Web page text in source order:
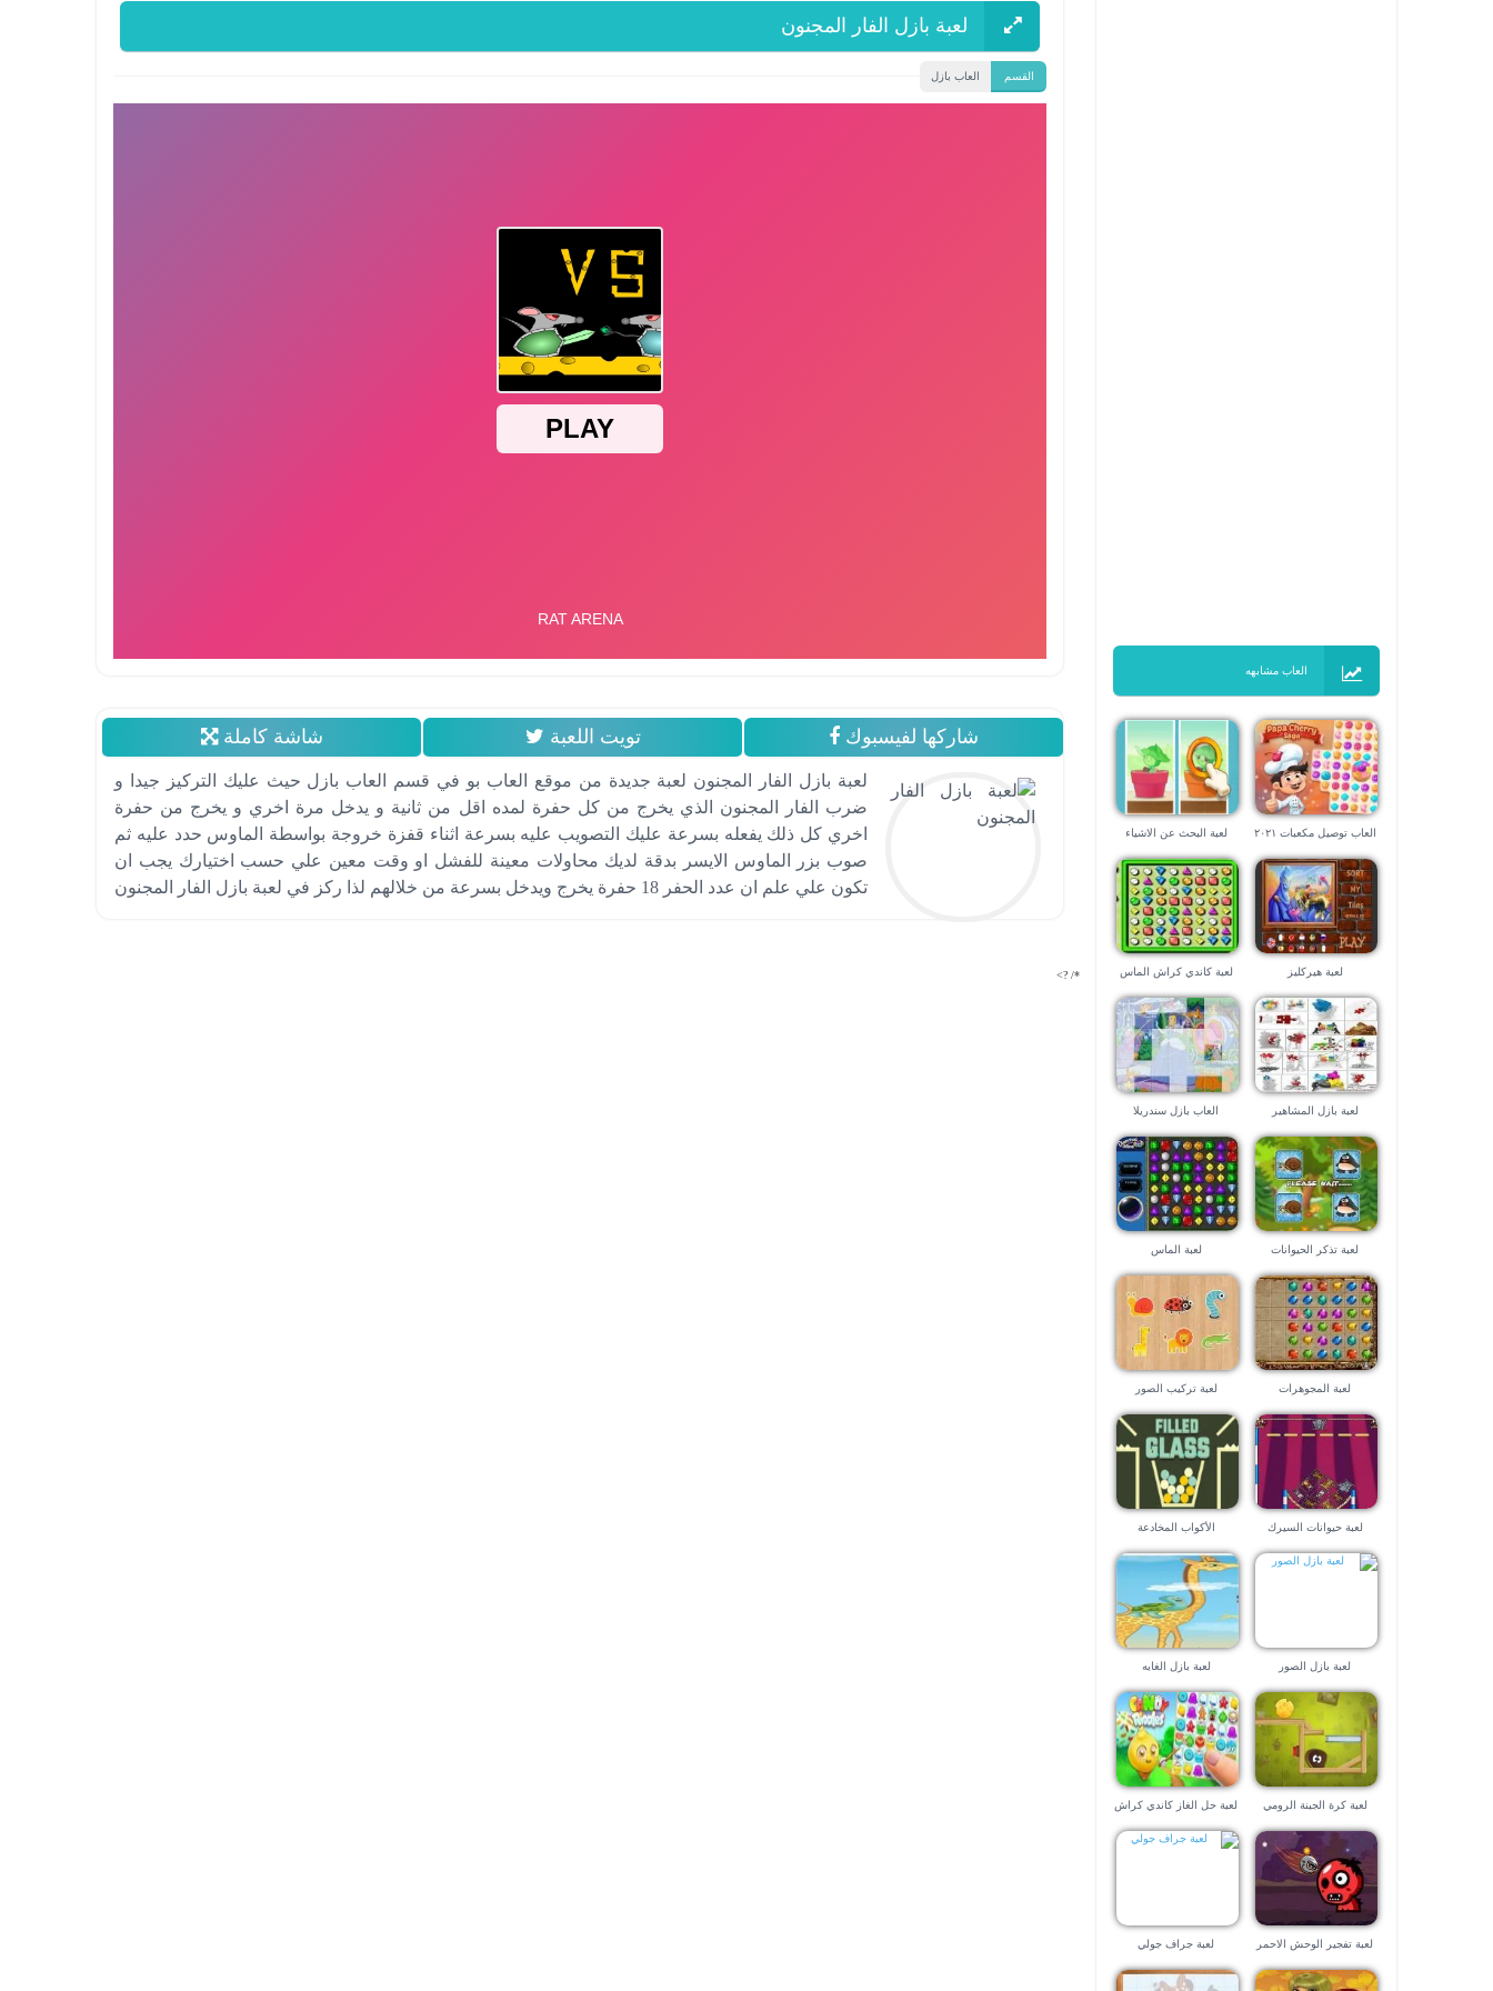
العاب مشابهه
العاب توصيل مكعبات ٢٠٢١
لعبة البحث عن الاشياء
لعبة هيركليز لعبة كاندي كراش الماس
لعبة بازل المشاهير العاب بازل سندريلا
لعبة تذكر الحيوانات لعبة الماس
لعبة المجوهرات لعبة تركيب الصور
لعبة حيوانات السيرك الأكواب المخادعة
لعبة بازل الصور لعبة بازل الغابه
لعبة كرة الجبنة الرومي
لعبة حل الغاز كاندي كراش
لعبة تفجير الوحش الاحمر لعبة جراف جولي
لعبة بازل الفار المجنون
القسم العاب بازل
شاركها لفيسبوك تويت اللعبة شاشة كاملة
لعبة بازل الفار المجنون لعبة جديدة من موقع العاب بو في قسم العاب بازل حيث عليك التركيز جيدا و
ضرب الفار المجنون الذي يخرج من كل حفرة لمده اقل من ثانية و يدخل مرة اخري و يخرج من حفرة
اخري كل ذلك يفعله بسرعة عليك التصويب عليه بسرعة اثناء قفزة خروجة بواسطة الماوس حدد عليه ثم
صوب بزر الماوس الايسر بدقة لديك محاولات معينة للفشل او وقت معين علي حسب اختيارك يجب ان
تكون علي علم ان عدد الحفر 18 حفرة يخرج ويدخل بسرعة من خلالهم لذا ركز في لعبة بازل الفار المجنون
*/ ?>